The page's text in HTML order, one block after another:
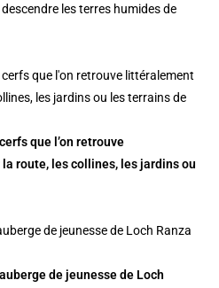
les terres humides de
que l’on retrouve
route, les collines, les jardins ou
de jeunesse de Loch